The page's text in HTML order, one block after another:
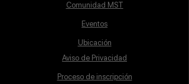
Comunidad MST
Eventos
Ubicación
Aviso de Privacidad
Proceso de inscripción